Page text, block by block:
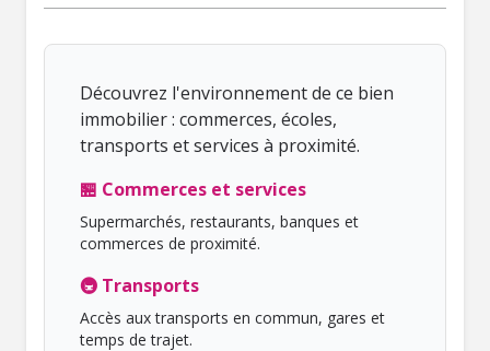
Découvrez l'environnement de ce bien
immobilier : commerces, écoles,
transports et services à proximité.
🏪 Commerces et services
Supermarchés, restaurants, banques et
commerces de proximité.
🚇 Transports
Accès aux transports en commun, gares et
temps de trajet.